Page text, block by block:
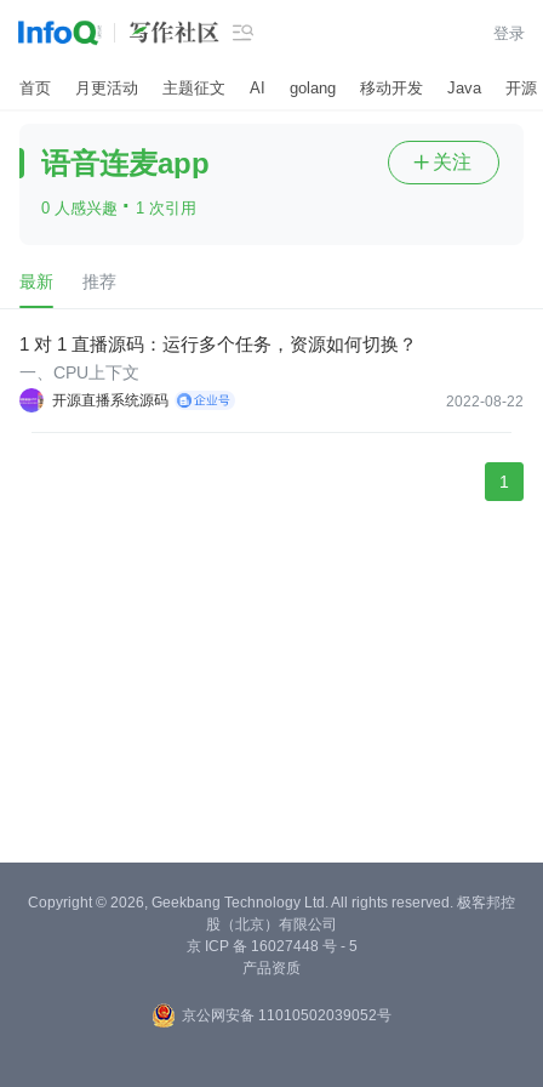
 登录
首页 月更活动 主题征文 AI golang 移动开发 Java 开源
语音连麦app
0 人感兴趣 · 1 次引用
 关注
最新 推荐
1 对 1 直播源码：运行多个任务，资源如何切换？
开源直播系统源码 2022-08-22
一、CPU上下文
1
Copyright © 2026, Geekbang Technology Ltd. All rights reserved. 极客邦控
股（北京）有限公司
京 ICP 备 16027448 号 - 5
产品资质
京公网安备 11010502039052号